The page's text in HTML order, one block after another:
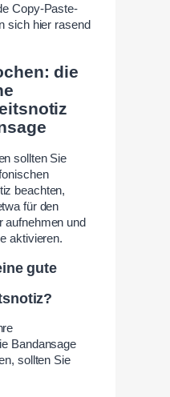
Copy-Paste-
sich hier rasend
die
sollten Sie
beachten,
für den
aufnehmen und
aktivieren.
gute
Bandansage
sollten Sie